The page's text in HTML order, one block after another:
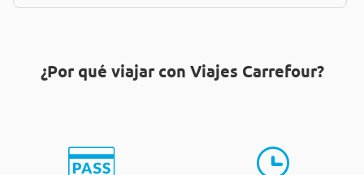
¿Por qué viajar con Viajes Carrefour?